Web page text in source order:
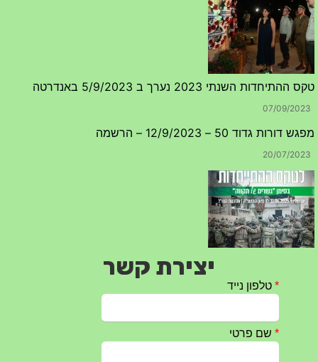
טקס ההתיחדות השנתי 2023 נערך ב 5/9/2023 באנדרטה
07/09/2023
מפגש דורות גדוד 50 – 12/9/2023 – הרשמה
20/07/2023
טקס ההתיחדות עם החללים לשנת 2025 – 10 יוני 2025
מופע הגבעטרון ב 10.10.2024 נדחה בשל המצב הבטחוני
יצירת קשר